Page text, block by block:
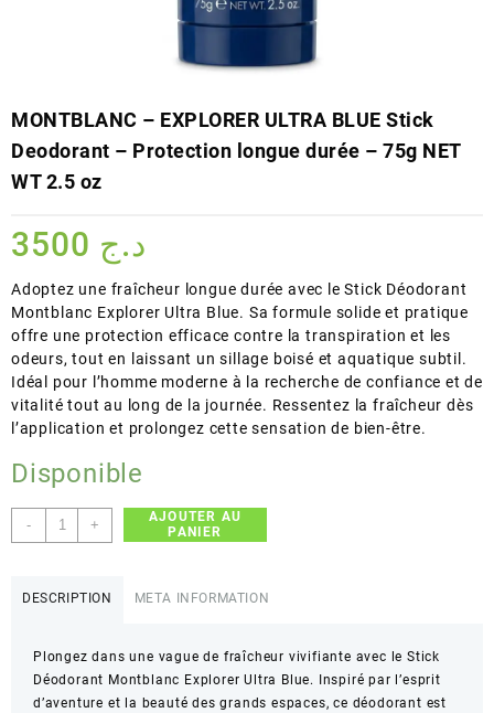
MONTBLANC – EXPLORER ULTRA BLUE Stick
Deodorant – Protection longue durée – 75g NET
WT 2.5 oz
د.ج
Adoptez une fraîcheur longue durée avec le Stick Déodorant
Montblanc Explorer Ultra Blue. Sa formule solide et pratique
offre une protection efficace contre la transpiration et les
odeurs, tout en laissant un sillage boisé et aquatique subtil.
Idéal pour l’homme moderne à la recherche de confiance et de
vitalité tout au long de la journée. Ressentez la fraîcheur dès
l’application et prolongez cette sensation de bien-être.
Disponible
-
quantité
de
BLUE
Stick
Deodorant
+
AJOUTER AU
PANIER
DESCRIPTION META INFORMATION
Plongez dans une vague de fraîcheur vivifiante avec le Stick
Déodorant Montblanc Explorer Ultra Blue. Inspiré par l’esprit
d’aventure et la beauté des grands espaces, ce déodorant est